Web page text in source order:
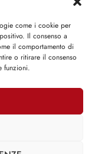
come i cookie per
Il consenso a
il comportamento di
o ritirare il consenso
funzioni.
Email